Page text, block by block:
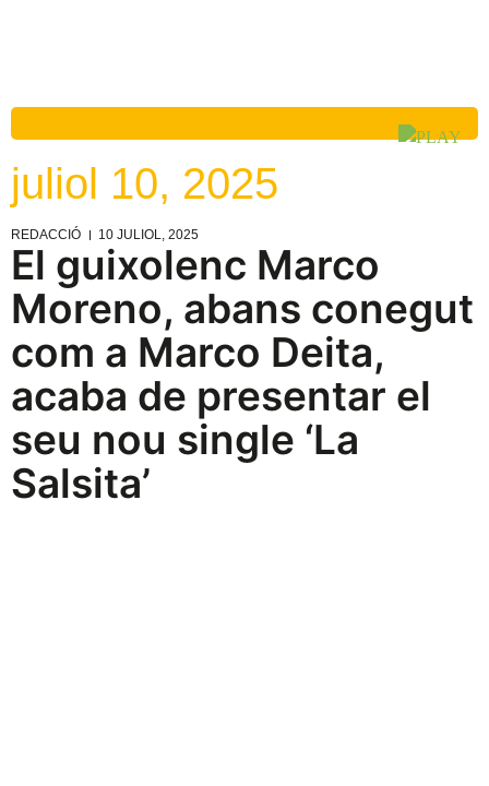
juliol 10, 2025
REDACCIÓ 10 JULIOL, 2025
El guixolenc Marco
Moreno, abans conegut
com a Marco Deita,
acaba de presentar el
seu nou single ‘La
Salsita’